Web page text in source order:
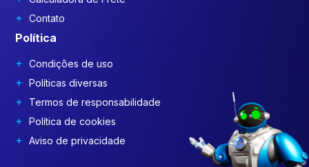
Contato
Política
Condições de uso
Políticas diversas
Termos de responsabilidade
Política de cookies
Aviso de privacidade